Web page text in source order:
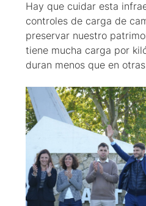
Hay que cuidar esta
controles de carga de
preservar nuestro
tiene mucha carga por
duran menos que en